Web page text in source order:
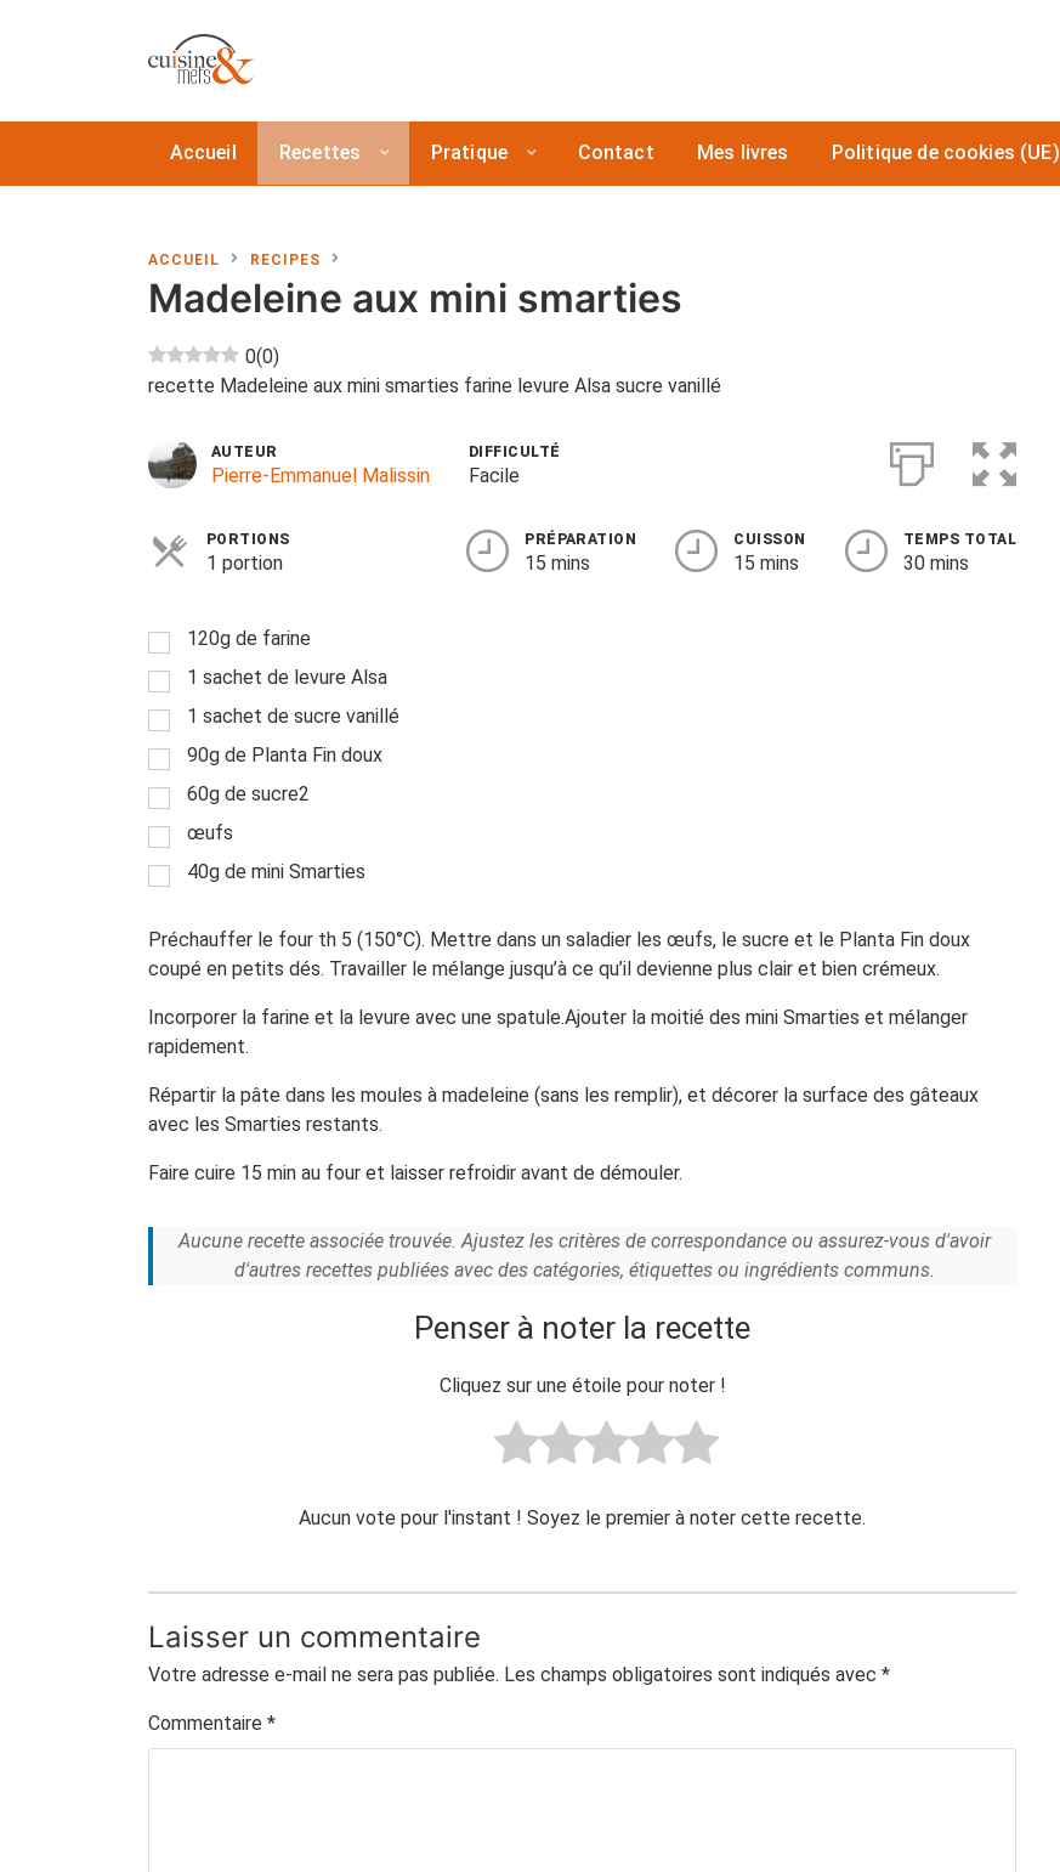
Accueil Recettes Pratique Contact Mes livres Politique de cookies (UE)
ACCUEIL RECIPES
Madeleine aux mini smarties
0(0)
recette Madeleine aux mini smarties farine levure Alsa sucre vanillé
AUTEUR
Pierre-Emmanuel Malissin
DIFFICULTÉ
Facile
PORTIONS
1 portion
PRÉPARATION
15 mins
CUISSON
15 mins
TEMPS TOTAL
30 mins
120g de farine
1 sachet de levure Alsa
1 sachet de sucre vanillé
90g de Planta Fin doux
60g de sucre2
œufs
40g de mini Smarties
Préchauffer le four th 5 (150°C). Mettre dans un saladier les œufs, le sucre et le Planta Fin doux
coupé en petits dés. Travailler le mélange jusqu’à ce qu’il devienne plus clair et bien crémeux.
Incorporer la farine et la levure avec une spatule.Ajouter la moitié des mini Smarties et mélanger
rapidement.
Répartir la pâte dans les moules à madeleine (sans les remplir), et décorer la surface des gâteaux
avec les Smarties restants.
Faire cuire 15 min au four et laisser refroidir avant de démouler.
Aucune recette associée trouvée. Ajustez les critères de correspondance ou assurez-vous d'avoir
d'autres recettes publiées avec des catégories, étiquettes ou ingrédients communs.
Penser à noter la recette
Cliquez sur une étoile pour noter !
Aucun vote pour l'instant ! Soyez le premier à noter cette recette.
Laisser un commentaire
Votre adresse e-mail ne sera pas publiée. Les champs obligatoires sont indiqués avec *
Commentaire *